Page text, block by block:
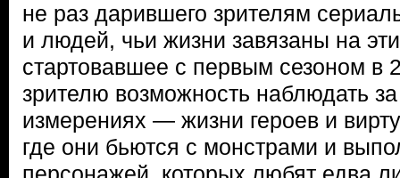
не раз дарившего зрителям
и людей, чьи жизни завязаны на
стартовавшее с первым сезоном в
зрителю возможность наблюдать
измерениях — жизни героев и
где они бьются с монстрами и